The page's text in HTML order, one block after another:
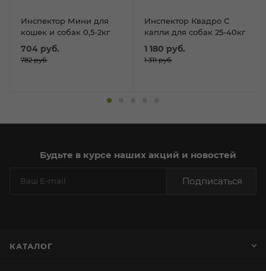
Инспектор Мини для
кошек и собак 0,5-2кг
704 руб.
782руб.
Инспектор Квадро С
капли для собак 25-40кг
1 180 руб.
1 311руб.
Будьте в курсе наших акций и новостей
Подписаться
КАТАЛОГ